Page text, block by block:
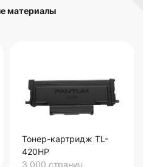
материалы
Тонер-картридж TL-
420HP
3 000 страниц